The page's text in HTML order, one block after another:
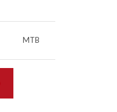
MTB